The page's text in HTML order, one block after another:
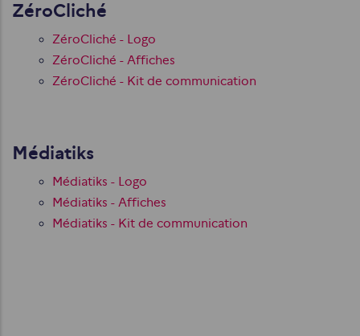
ZéroCliché
ZéroCliché - Logo
ZéroCliché - Affiches
ZéroCliché - Kit de communication
Médiatiks
Médiatiks - Logo
Médiatiks - Affiches
Médiatiks - Kit de communication